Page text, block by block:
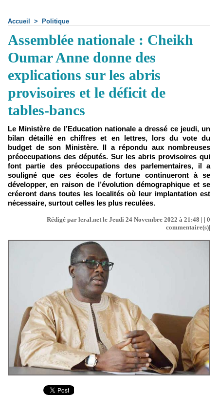
Accueil > Politique
Assemblée nationale : Cheikh
Oumar Anne donne des
explications sur les abris
provisoires et le déficit de
tables-bancs
Le Ministère de l’Education nationale a dressé ce jeudi, un
bilan détaillé en chiffres et en lettres, lors du vote du
budget de son Ministère. Il a répondu aux nombreuses
préoccupations des députés. Sur les abris provisoires qui
font partie des préoccupations des parlementaires, il a
souligné que ces écoles de fortune continueront à se
développer, en raison de l’évolution démographique et se
créeront dans toutes les localités où leur implantation est
nécessaire, surtout celles les plus reculées.
Rédigé par leral.net le Jeudi 24 Novembre 2022 à 21:48 | | 0
commentaire(s)|